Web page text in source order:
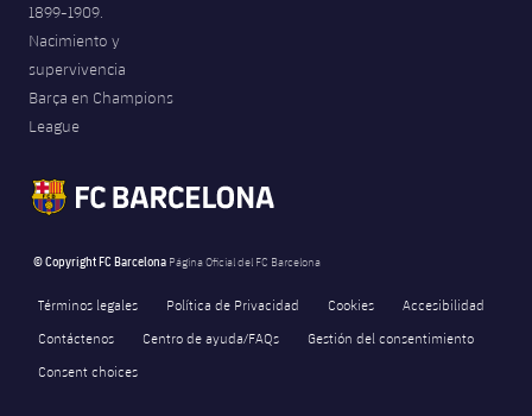
1899-1909.
Nacimiento y
supervivencia
Barça en Champions
League
© Copyright FC Barcelona Página Oficial del FC Barcelona
Términos legales Política de Privacidad Cookies
Accesibilidad
Contáctenos
Centro de ayuda/FAQs
Gestión del consentimiento
Consent choices